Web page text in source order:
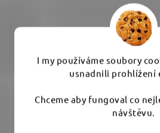
I my používáme soubory
usnadnili prohlížení
návštěvu.
Colourlock Leather Cleaner
kůže 1 l